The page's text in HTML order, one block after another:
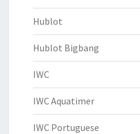
Hublot
Hublot Bigbang
IWC
IWC Aquatimer
IWC Portuguese